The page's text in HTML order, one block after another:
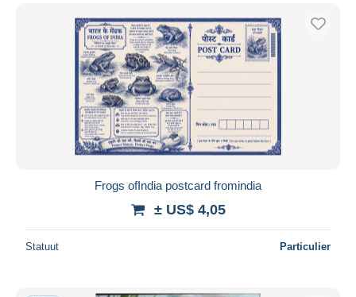
Frogs ofIndia postcard fromindia
± US$ 4,05
Statuut Particulier